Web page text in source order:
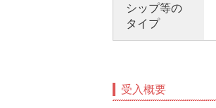
シップ等の
タイプ
受入概要